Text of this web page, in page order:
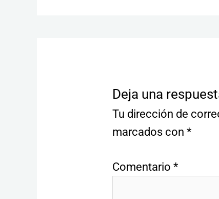
Deja una
Tu dirección de
marcados con *
Comentario *